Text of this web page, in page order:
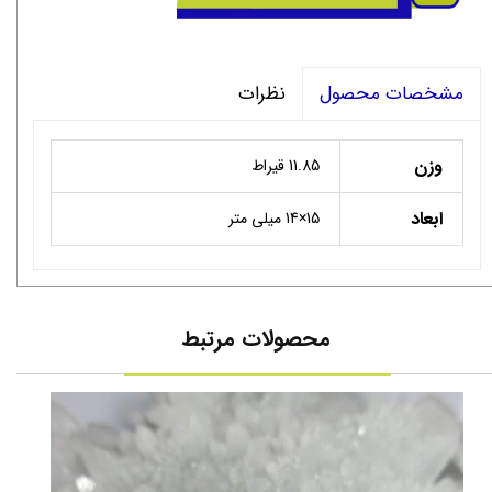
مشخصات محصول نظرات
وزن 11.85 قیراط
ابعاد 15×14 میلی متر
محصولات مرتبط